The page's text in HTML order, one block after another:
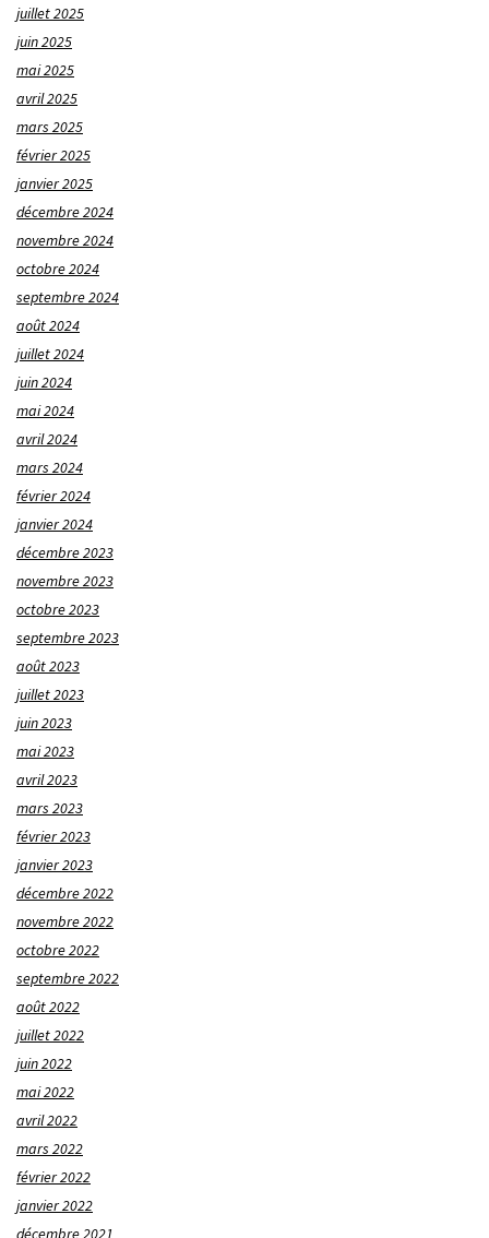
juillet 2025
juin 2025
mai 2025
avril 2025
mars 2025
février 2025
janvier 2025
décembre 2024
novembre 2024
octobre 2024
septembre 2024
août 2024
juillet 2024
juin 2024
mai 2024
avril 2024
mars 2024
février 2024
janvier 2024
décembre 2023
novembre 2023
octobre 2023
septembre 2023
août 2023
juillet 2023
juin 2023
mai 2023
avril 2023
mars 2023
février 2023
janvier 2023
décembre 2022
novembre 2022
octobre 2022
septembre 2022
août 2022
juillet 2022
juin 2022
mai 2022
avril 2022
mars 2022
février 2022
janvier 2022
décembre 2021